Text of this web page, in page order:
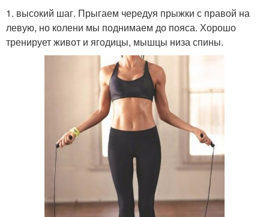
1. высокий шаг. Прыгаем чередуя прыжки с правой на
левую, но колени мы поднимаем до пояса. Хорошо
тренирует живот и ягодицы, мышцы низа спины.